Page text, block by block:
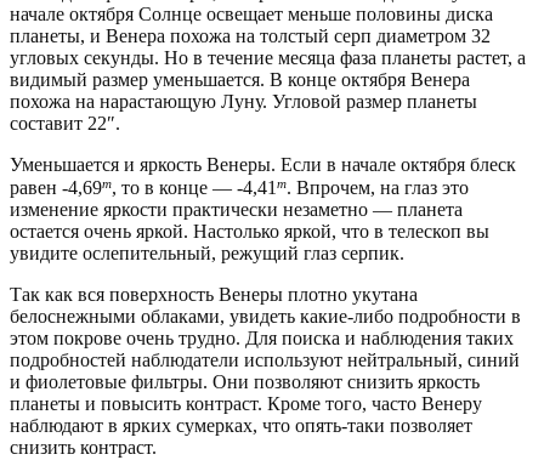
начале октября Солнце освещает меньше половины диска
планеты, и Венера похожа на толстый серп диаметром 32
угловых секунды. Но в течение месяца фаза планеты растет, а
видимый размер уменьшается. В конце октября Венера
похожа на нарастающую Луну. Угловой размер планеты
составит 22″.
Уменьшается и яркость Венеры. Если в начале октября блеск
равен -4,69m, то в конце — -4,41 m. Впрочем, на глаз это
изменение яркости практически незаметно — планета
остается очень яркой. Настолько яркой, что в телескоп вы
увидите ослепительный, режущий глаз серпик.
Так как вся поверхность Венеры плотно укутана
белоснежными облаками, увидеть какие-либо подробности в
этом покрове очень трудно. Для поиска и наблюдения таких
подробностей наблюдатели используют нейтральный, синий
и фиолетовые фильтры. Они позволяют снизить яркость
планеты и повысить контраст. Кроме того, часто Венеру
наблюдают в ярких сумерках, что опять-таки позволяет
снизить контраст.